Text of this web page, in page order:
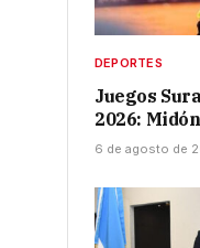
DEPORTES
Juegos
2026:
6 de agosto de